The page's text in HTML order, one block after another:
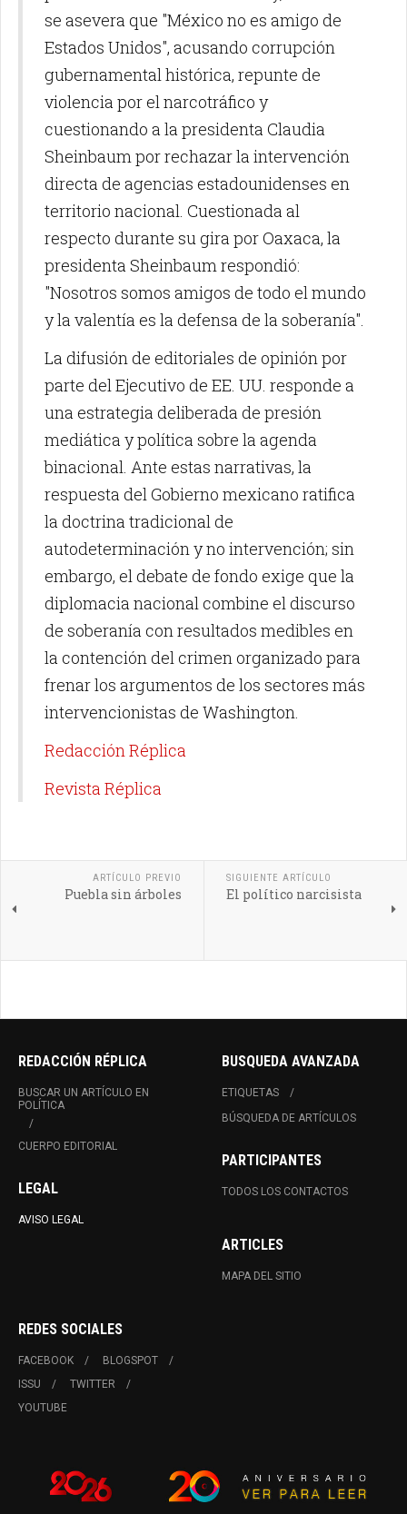
se asevera que "México no es amigo de
Estados Unidos", acusando corrupción
gubernamental histórica, repunte de
violencia por el narcotráfico y
cuestionando a la presidenta Claudia
Sheinbaum por rechazar la intervención
directa de agencias estadounidenses en
territorio nacional. Cuestionada al
respecto durante su gira por Oaxaca, la
presidenta Sheinbaum respondió:
"Nosotros somos amigos de todo el mundo
y la valentía es la defensa de la soberanía".
La difusión de editoriales de opinión por
parte del Ejecutivo de EE. UU. responde a
una estrategia deliberada de presión
mediática y política sobre la agenda
binacional. Ante estas narrativas, la
respuesta del Gobierno mexicano ratifica
la doctrina tradicional de
autodeterminación y no intervención; sin
embargo, el debate de fondo exige que la
diplomacia nacional combine el discurso
de soberanía con resultados medibles en
la contención del crimen organizado para
frenar los argumentos de los sectores más
intervencionistas de Washington.
Redacción Réplica
Revista Réplica
ARTÍCULO PREVIO
Puebla sin árboles
SIGUIENTE ARTÍCULO
El político narcisista
REDACCIÓN RÉPLICA
BUSCAR UN ARTÍCULO EN
POLÍTICA
CUERPO EDITORIAL
LEGAL
AVISO LEGAL
BUSQUEDA AVANZADA
ETIQUETAS
BÚSQUEDA DE ARTÍCULOS
PARTICIPANTES
TODOS LOS CONTACTOS
ARTICLES
MAPA DEL SITIO
REDES SOCIALES
FACEBOOK
BLOGSPOT
ISSU
TWITTER
YOUTUBE